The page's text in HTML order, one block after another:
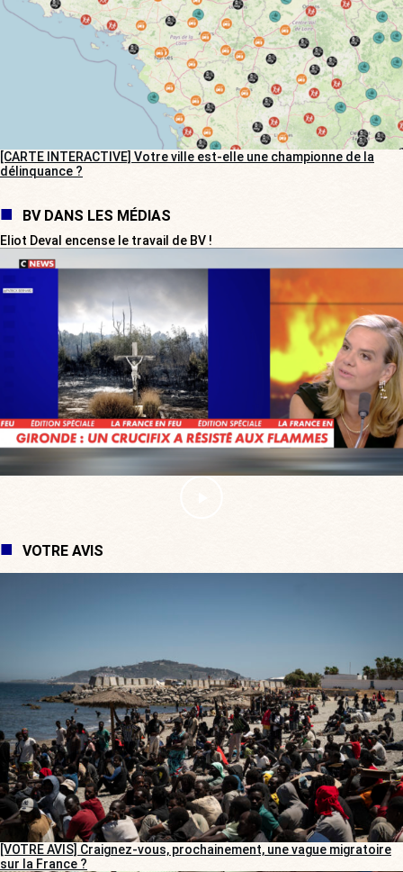
[CARTE INTERACTIVE] Votre ville est-elle une championne de la
délinquance ?
BV DANS LES MÉDIAS
Eliot Deval encense le travail de BV !
VOTRE AVIS
[VOTRE AVIS] Craignez-vous, prochainement, une vague migratoire
sur la France ?